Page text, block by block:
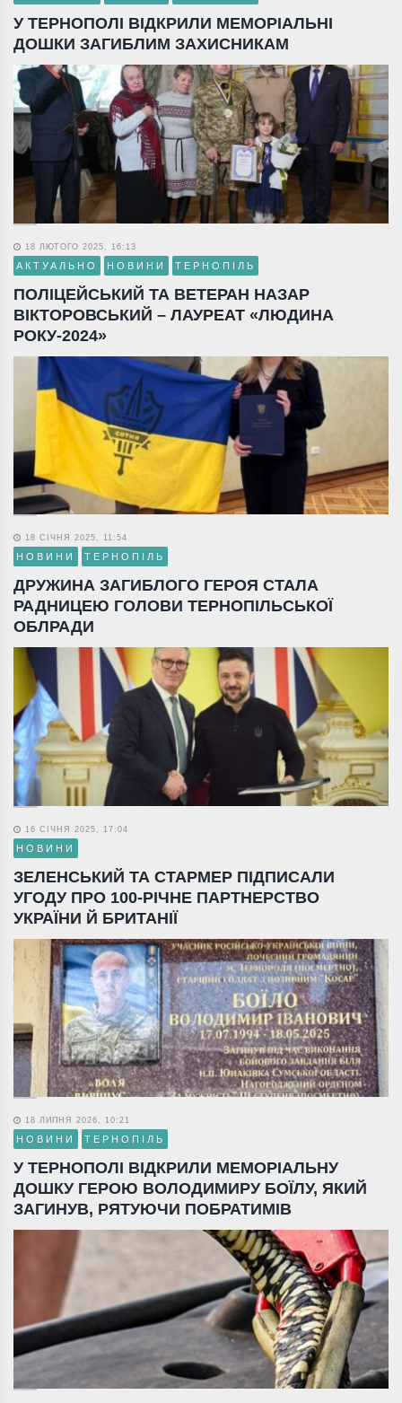
У ТЕРНОПОЛІ ВІДКРИЛИ МЕМОРІАЛЬНІ
ДОШКИ ЗАГИБЛИМ ЗАХИСНИКАМ
18 ЛЮТОГО 2025, 16:13
АКТУАЛЬНО НОВИНИ ТЕРНОПІЛЬ
ПОЛІЦЕЙСЬКИЙ ТА ВЕТЕРАН НАЗАР
ВІКТОРОВСЬКИЙ – ЛАУРЕАТ «ЛЮДИНА
РОКУ-2024»
18 СІЧНЯ 2025, 11:54
НОВИНИ ТЕРНОПІЛЬ
ДРУЖИНА ЗАГИБЛОГО ГЕРОЯ СТАЛА
РАДНИЦЕЮ ГОЛОВИ ТЕРНОПІЛЬСЬКОЇ
ОБЛРАДИ
16 СІЧНЯ 2025, 17:04
НОВИНИ
ЗЕЛЕНСЬКИЙ ТА СТАРМЕР ПІДПИСАЛИ
УГОДУ ПРО 100-РІЧНЕ ПАРТНЕРСТВО
УКРАЇНИ Й БРИТАНІЇ
18 ЛИПНЯ 2026, 10:21
НОВИНИ ТЕРНОПІЛЬ
У ТЕРНОПОЛІ ВІДКРИЛИ МЕМОРІАЛЬНУ
ДОШКУ ГЕРОЮ ВОЛОДИМИРУ БОЇЛУ, ЯКИЙ
ЗАГИНУВ, РЯТУЮЧИ ПОБРАТИМІВ